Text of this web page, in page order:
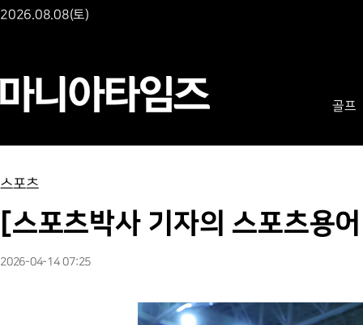
2026.08.08(토)
골프
스포츠
[스포츠박사 기자의 스포츠용
2026-04-14 07:25